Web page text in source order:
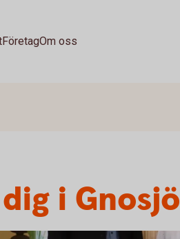
FöretagOm oss
i Gnosjö